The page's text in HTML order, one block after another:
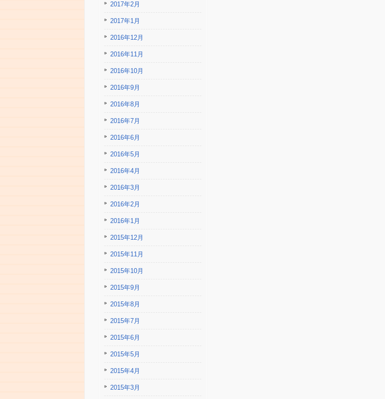
2017年2月
2017年1月
2016年12月
2016年11月
2016年10月
2016年9月
2016年8月
2016年7月
2016年6月
2016年5月
2016年4月
2016年3月
2016年2月
2016年1月
2015年12月
2015年11月
2015年10月
2015年9月
2015年8月
2015年7月
2015年6月
2015年5月
2015年4月
2015年3月